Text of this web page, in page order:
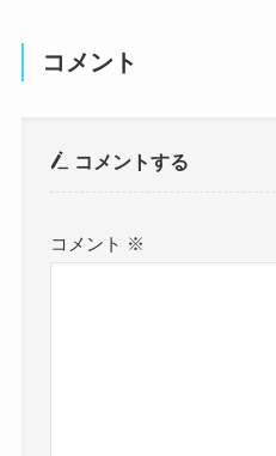
コメント
コメントする
コメント ※